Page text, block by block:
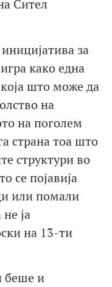
Сител
за
како една
што може да
на
на поголем
страна тоа што
структури во
се појавија
или помали
ја
на 13-ти
беше и